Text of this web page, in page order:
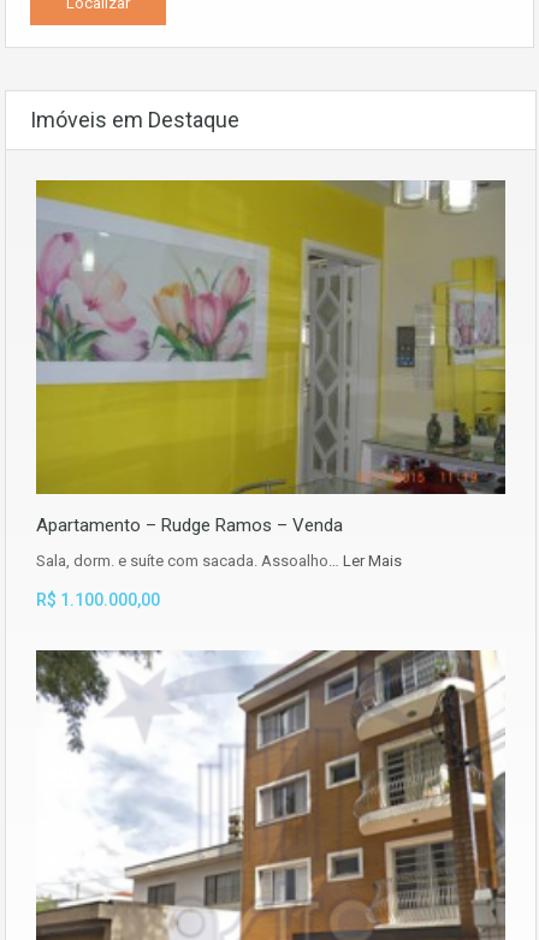
Imóveis em Destaque
Apartamento – Rudge Ramos – Venda
Sala, dorm. e suíte com sacada. Assoalho… Ler Mais
R$ 1.100.000,00